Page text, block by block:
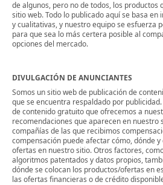
de algunos, pero no de todos, los productos
sitio web. Todo lo publicado aquí se basa
y cualitativas, y nuestro equipo se esfuerza
para que sea lo más certera posible al
opciones del mercado.
DIVULGACIÓN DE ANUNCIANTES
Somos un sitio web de publicación de
que se encuentra respaldado por
de contenido gratuito que ofrecemos a
recomendaciones que aparecen en nuestro
compañías de las que recibimos
compensación puede afectar cómo, dónde
ofertas en nuestro sitio. Otros factores,
algoritmos patentados y datos propios,
dónde se colocan los productos/ofertas en
las ofertas financieras o de crédito